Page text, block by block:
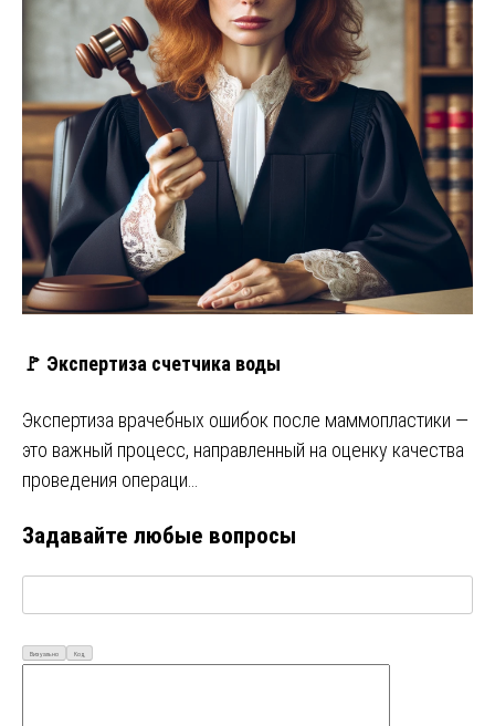
🚩 Экспертиза счетчика воды
Экспертиза врачебных ошибок после маммопластики —
это важный процесс, направленный на оценку качества
проведения операци…
Задавайте любые вопросы
Визуально Код